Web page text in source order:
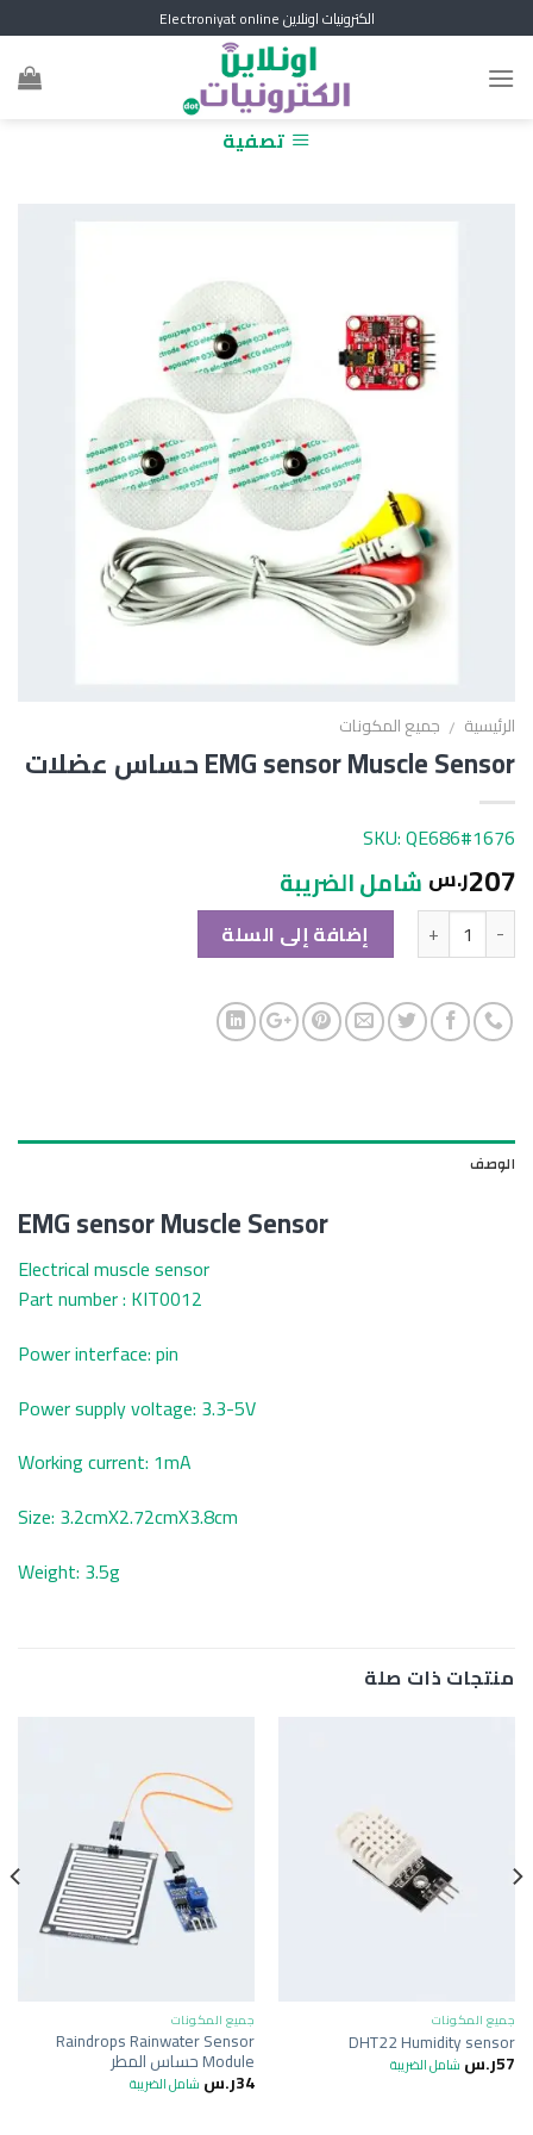
to
content
الكترونيات اونلاين Electroniyat online
تصفية
الرئيسية / جميع المكونات
EMG sensor Muscle Sensor حساس عضلات
SKU: QE686#1676
207ر.س شامل الضريبة
الكمية إضافة إلى السلة
الوصف
EMG sensor Muscle Sensor
Electrical muscle sensor
Part number : KIT0012
Power interface: pin
Power supply voltage: 3.3-5V
Working current: 1mA
Size: 3.2cmX2.72cmX3.8cm
Weight: 3.5g
منتجات ذات صلة
جميع المكونات
DHT22 Humidity sensor
57ر.س شامل الضريبة
جميع المكونات
Raindrops Rainwater Sensor
Module حساس المطر
34ر.س شامل الضريبة